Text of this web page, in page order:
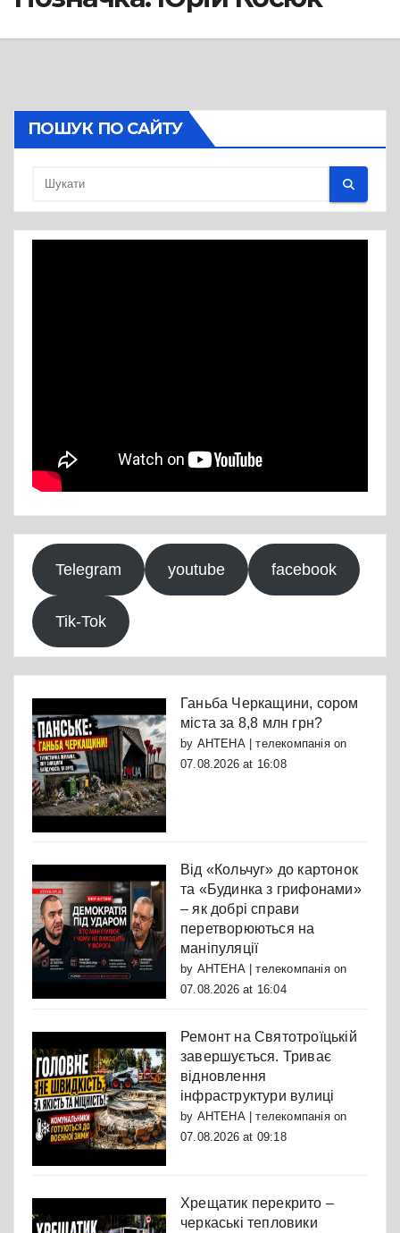
ПОШУК ПО САЙТУ
Telegram youtube facebook
Tik-Tok
Ганьба Черкащини, сором
міста за 8,8 млн грн?
by АНТЕНА | телекомпаніяon
07.08.2026 at 16:08
Від «Кольчуг» до картонок
та «Будинка з грифонами»
– як добрі справи
перетворюються на
маніпуляції
by АНТЕНА | телекомпаніяon
07.08.2026 at 16:04
Ремонт на Святотроїцькій
завершується. Триває
відновлення
інфраструктури вулиці
by АНТЕНА | телекомпаніяon
07.08.2026 at 09:18
Хрещатик перекрито –
черкаські тепловики